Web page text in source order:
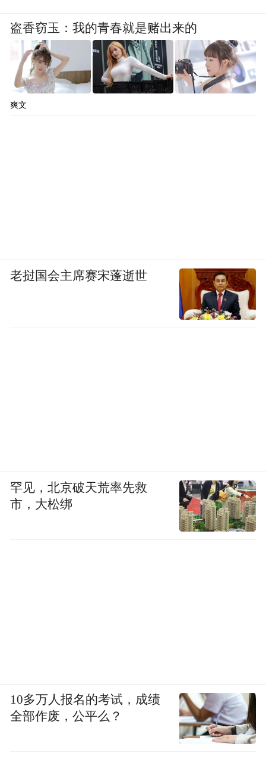
盗香窃玉：我的青春就是赌出来的
爽文
老挝国会主席赛宋蓬逝世
罕见，北京破天荒率先救
市，大松绑
10多万人报名的考试，成绩
全部作废，公平么？